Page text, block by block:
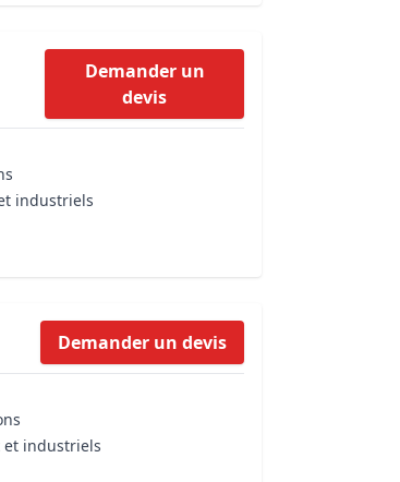
Demander un
devis
industriels
Demander un devis
et industriels